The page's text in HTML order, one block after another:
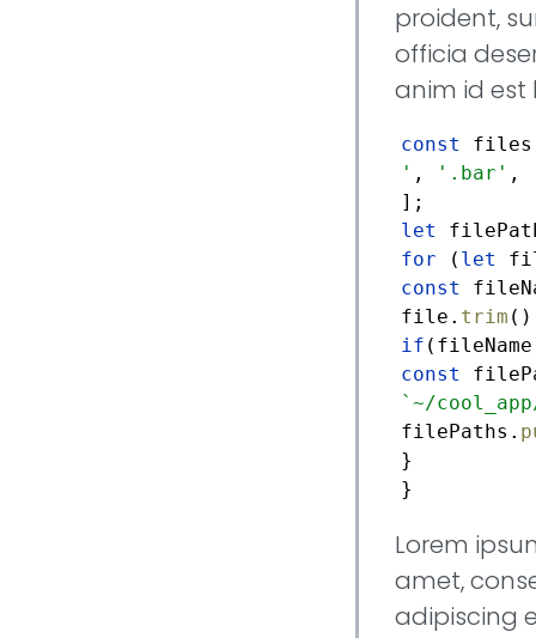
proident,
officia
anim id est
const
' , '.bar' ,
let
for ( let
const
file. trim
if
const
`~/
filePaths.
}
}
Lorem
amet,
adipiscing